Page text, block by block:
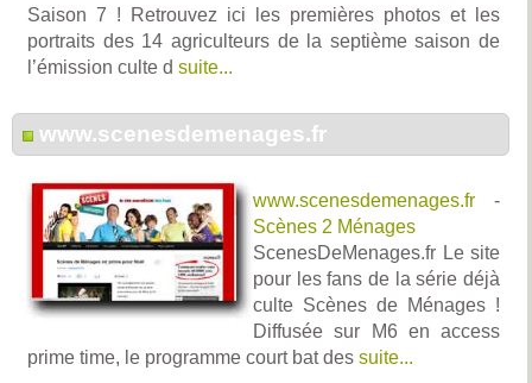
Saison 7 ! Retrouvez ici les premières photos et les
portraits des 14 agriculteurs de la septième saison de
l’émission culte d suite...
www.scenesdemenages.fr
www.scenesdemenages.fr -
Scènes 2 Ménages
ScenesDeMenages.fr Le site
pour les fans de la série déjà
culte Scènes de Ménages !
Diffusée sur M6 en access
prime time, le programme court bat des suite...